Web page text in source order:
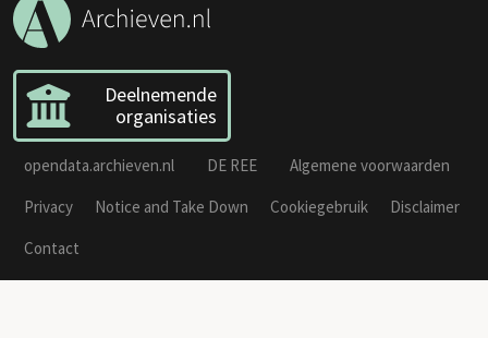
Deelnemende
organisaties
opendata.archieven.nl DE REE
Algemene voorwaarden
Privacy
Notice and Take Down Cookiegebruik
Disclaimer
Contact